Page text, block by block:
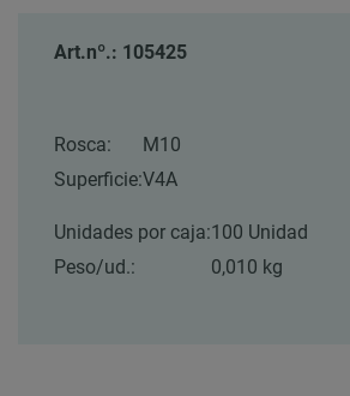
Art.nº.: 105425
Rosca:
M10
Superficie:V4A
Unidades por caja:100 Unidad
Peso/ud.:
0,010 kg